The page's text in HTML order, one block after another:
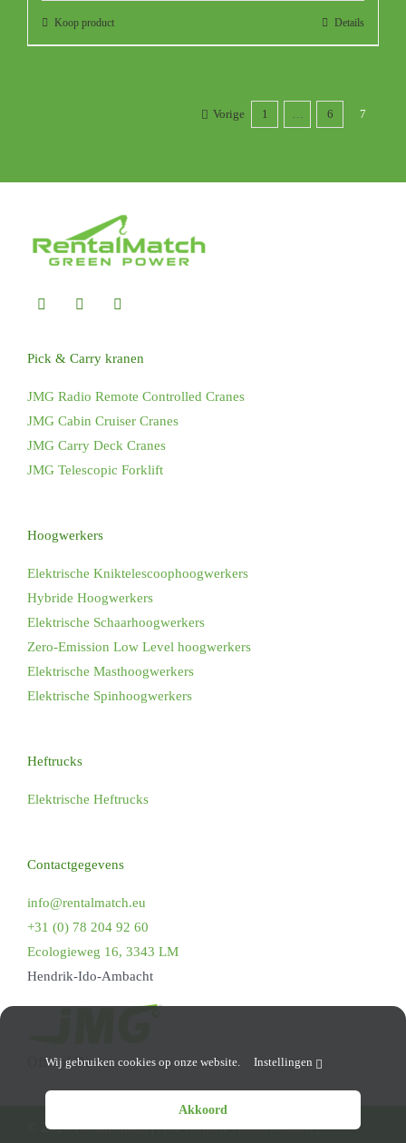
Koop product Details
Vorige 1 6 7
Pick & Carry kranen
JMG Radio Remote Controlled Cranes
JMG Cabin Cruiser Cranes
JMG Carry Deck Cranes
JMG Telescopic Forklift
Hoogwerkers
Elektrische Kniktelescoophoogwerkers
Hybride Hoogwerkers
Elektrische Schaarhoogwerkers
Zero-Emission Low Level hoogwerkers
Elektrische Masthoogwerkers
Elektrische Spinhoogwerkers
Heftrucks
Elektrische Heftrucks
Contactgegevens
info@rentalmatch.eu
+31 (0) 78 204 92 60
Ecologieweg 16, 3343 LM
Hendrik-Ido-Ambacht
Official Dealer
2026 RentalMatch | Alle rechten voorbehouden |
Wij gebruiken cookies op onze website. Instellingen
Akkoord